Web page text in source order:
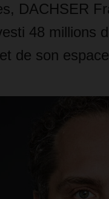
DACHSER
48 millions
de son